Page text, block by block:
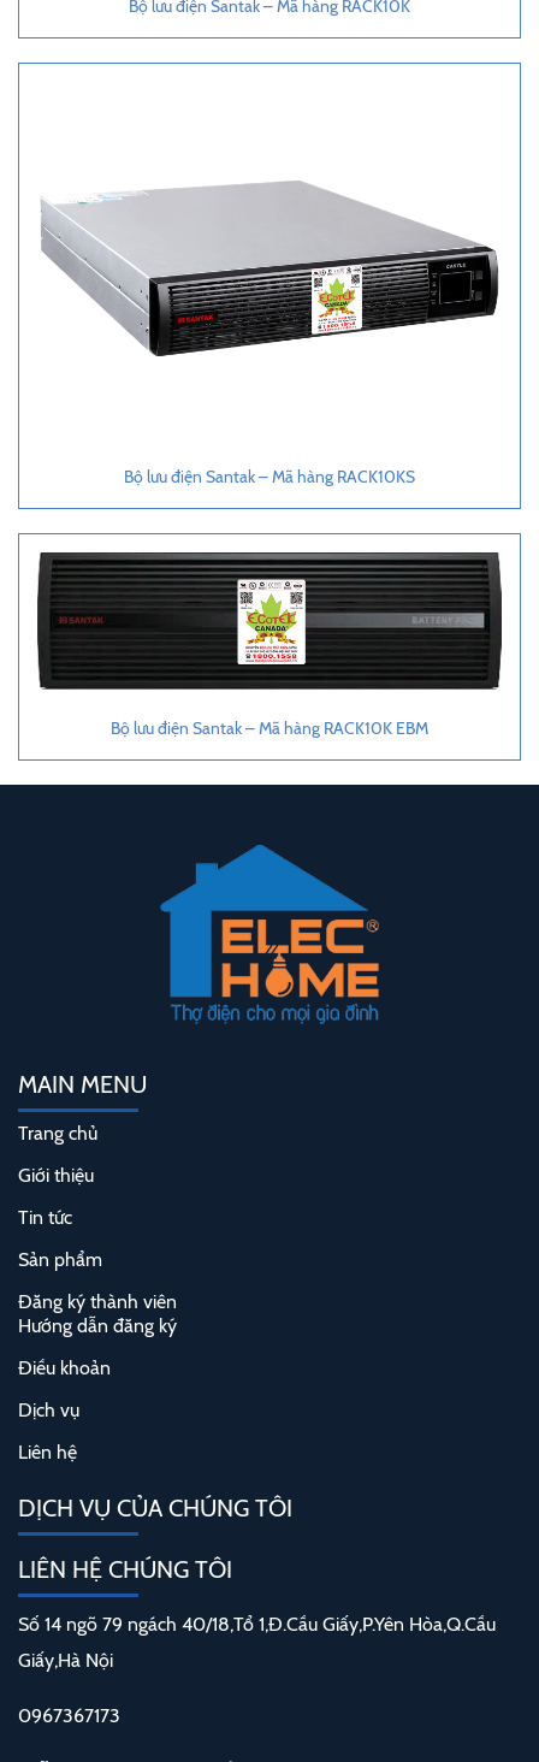
Bộ lưu điện Santak – Mã hàng RACK10K
Bộ lưu điện Santak – Mã hàng RACK10KS
Bộ lưu điện Santak – Mã hàng RACK10K EBM
MAIN MENU
Trang chủ
Giới thiệu
Tin tức
Sản phẩm
Đăng ký thành viên
Hướng dẫn đăng ký
Điều khoản
Dịch vụ
Liên hệ
DỊCH VỤ CỦA CHÚNG TÔI
LIÊN HỆ CHÚNG TÔI
Số 14 ngõ 79 ngách 40/18,Tổ 1,Đ.Cầu Giấy,P.Yên Hòa,Q.Cầu
Giấy,Hà Nội
0967367173